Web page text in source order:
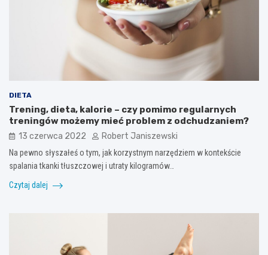
DIETA
Trening, dieta, kalorie – czy pomimo regularnych
treningów możemy mieć problem z odchudzaniem?
13 czerwca 2022 Robert Janiszewski
Na pewno słyszałeś o tym, jak korzystnym narzędziem w kontekście
spalania tkanki tłuszczowej i utraty kilogramów…
Czytaj dalej